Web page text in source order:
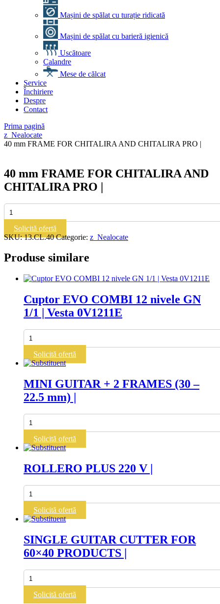
Mașini de spălat cu turație ridicată
Mașini de spălat cu barieră igienică
Uscătoare
Calandre
Mese de călcat
Service
Închiriere
Despre
Contact
Prima pagină
z_Nealocate
40 mm FRAME FOR CHITALIRA AND CHITALIRA PRO |
40 mm FRAME FOR CHITALIRA AND
CHITALIRA PRO |
Cantitate
40
mm
FRAME
FOR
CHITALIRA
AND
PRO
Solicită ofertă
SKU:13.CL.40 Categorie: z_Nealocate
Produse similare
Cuptor EVO COMBI 12 nivele GN
1/1 | Vesta 0V1211E
Cantitate
Cuptor
EVO
COMBI
12
GN
1/1
|
Vesta
0V1211E
Solicită ofertă
MINI GUITAR + 2 FRAMES (30 –
22.5 mm) |
Cantitate
MINI
GUITAR
+
2
(30
22.5
mm)
Solicită ofertă
ROLLERO PLUS 220 V |
Cantitate
ROLLERO
PLUS
220
V
Solicită ofertă
SINGLE GUITAR CUTTER FOR
60×40 PRODUCTS |
Cantitate
SINGLE
GUITAR
CUTTER
Solicită ofertă